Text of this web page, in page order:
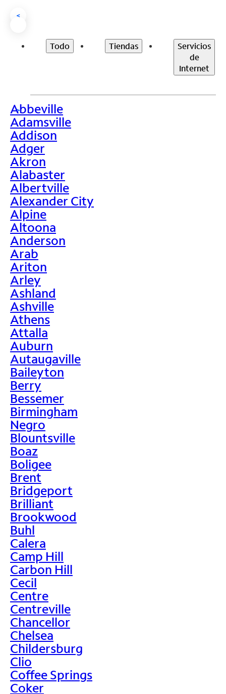
<
Todo Tiendas
Servicios
de
Internet
>
Abbeville
Adamsville
Addison
Adger
Akron
Alabaster
Albertville
Alexander City
Alpine
Altoona
Anderson
Arab
Ariton
Arley
Ashland
Ashville
Athens
Attalla
Auburn
Autaugaville
Baileyton
Berry
Bessemer
Birmingham
Negro
Blountsville
Boaz
Boligee
Brent
Bridgeport
Brilliant
Brookwood
Buhl
Calera
Camp Hill
Carbon Hill
Cecil
Centre
Centreville
Chancellor
Chelsea
Childersburg
Clio
Coffee Springs
Coker